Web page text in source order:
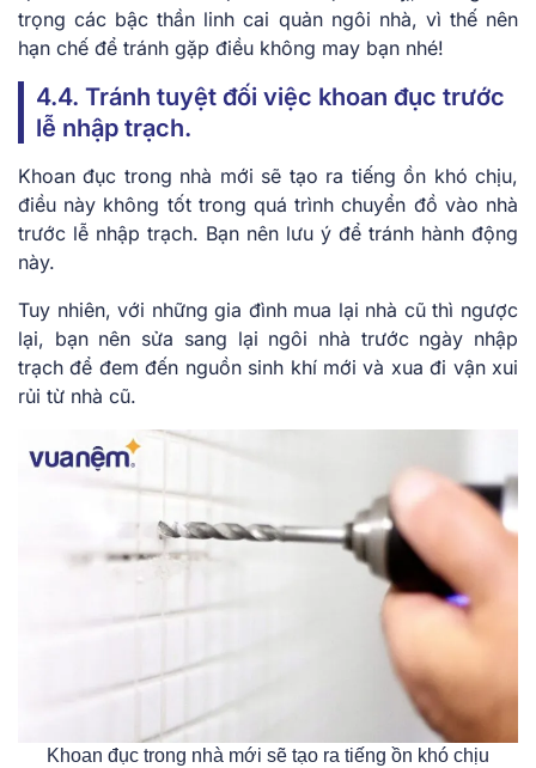
trọng các bậc thần linh cai quản ngôi nhà, vì thế nên
hạn chế để tránh gặp điều không may bạn nhé!
4.4. Tránh tuyệt đối việc khoan đục trước
lễ nhập trạch.
Khoan đục trong nhà mới sẽ tạo ra tiếng ồn khó chịu,
điều này không tốt trong quá trình chuyển đồ vào nhà
trước lễ nhập trạch. Bạn nên lưu ý để tránh hành động
này.
Tuy nhiên, với những gia đình mua lại nhà cũ thì ngược
lại, bạn nên sửa sang lại ngôi nhà trước ngày nhập
trạch để đem đến nguồn sinh khí mới và xua đi vận xui
rủi từ nhà cũ.
Khoan đục trong nhà mới sẽ tạo ra tiếng ồn khó chịu